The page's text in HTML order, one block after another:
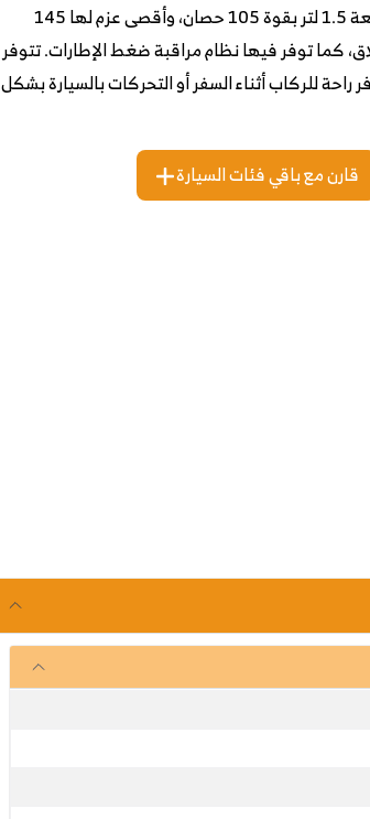
تنتمي شانجان ألسفن لفئة السيارات السيدان المدمجة “الصغيرة” والتي توفرها بمحرك تنفس طبيعي بسعة 1.5 لتر بقوة 105 حصان، وأقصى عزم لها 145
كما توفر فيها نظام مراقبة ضغط الإطارات. تتوفر
مقاعد مريح، وهذا ما يوفر راحة للركاب أثناء السفر أو التحركات بالسيارة بشكل
قارن مع باقي فئات السيارة